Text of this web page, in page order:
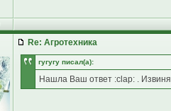
Re: Агротехника
гугугу писал(а):
Нашла Ваш ответ :clap: .